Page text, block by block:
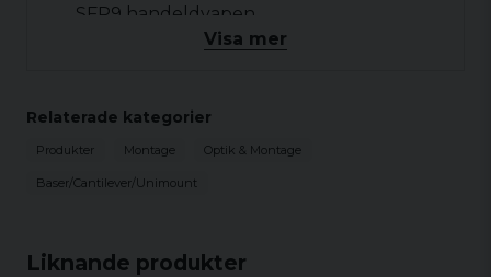
Liknande produkter
SFP9 handeldvapen
Installation av certifierad vapensmed
Visa mer
Relaterade kategorier
Produkter Montage Optik & Montage
Baser/Cantilever/Unimount